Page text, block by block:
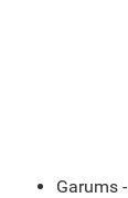
Garums -